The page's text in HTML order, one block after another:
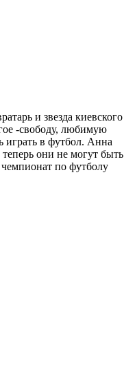
и звезда киевского
-свободу, любимую
в футбол. Анна
они не могут быть
по футболу